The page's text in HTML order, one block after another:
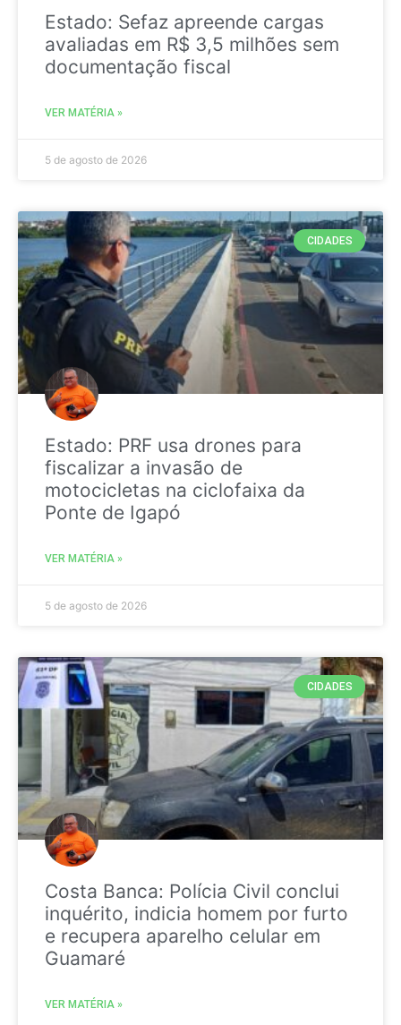
Estado: Sefaz apreende cargas
avaliadas em R$ 3,5 milhões sem
documentação fiscal
VER MATÉRIA »
5 de agosto de 2026
CIDADES
Estado: PRF usa drones para
fiscalizar a invasão de
motocicletas na ciclofaixa da
Ponte de Igapó
VER MATÉRIA »
5 de agosto de 2026
CIDADES
Costa Banca: Polícia Civil conclui
inquérito, indicia homem por furto
e recupera aparelho celular em
Guamaré
VER MATÉRIA »